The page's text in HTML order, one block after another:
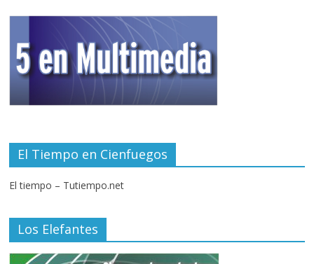
El Tiempo en Cienfuegos
El tiempo – Tutiempo.net
Los Elefantes